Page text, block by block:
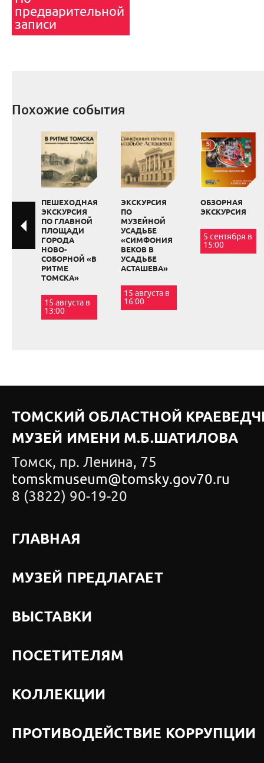
предварительной
записи
Похожие события
ПЕШЕХОДНАЯ
ЭКСКУРСИЯ
ПО ГЛАВНОЙ
ПЛОЩАДИ
ГОРОДА
НОВО-
СОБОРНОЙ «В
РИТМЕ
ТОМСКА»
15 августа в
13:00
ЭКСКУРСИЯ
ПО
МУЗЕЙНОЙ
УСАДЬБЕ
«СИМФОНИЯ
ВЕКОВ В
УСАДЬБЕ
АСТАШЕВА»
15 августа в
16:00
ОБЗОРНАЯ
ЭКСКУРСИЯ
5 сентября в
15:00
ТОМСКИЙ ОБЛАСТНОЙ
МУЗЕЙ ИМЕНИ М.Б.ШАТИЛОВА
Томск, пр. Ленина, 75
tomskmuseum@tomsky.gov70.ru
8 (3822) 90-19-20
ГЛАВНАЯ
МУЗЕЙ ПРЕДЛАГАЕТ
ВЫСТАВКИ
ПОСЕТИТЕЛЯМ
КОЛЛЕКЦИИ
ПРОТИВОДЕЙСТВИЕ КОРРУПЦИИ